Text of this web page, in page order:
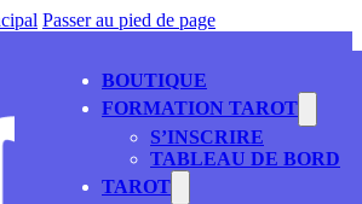
Passer au pied de page
BOUTIQUE
FORMATION TAROT
S’INSCRIRE
TABLEAU DE BORD
TAROT